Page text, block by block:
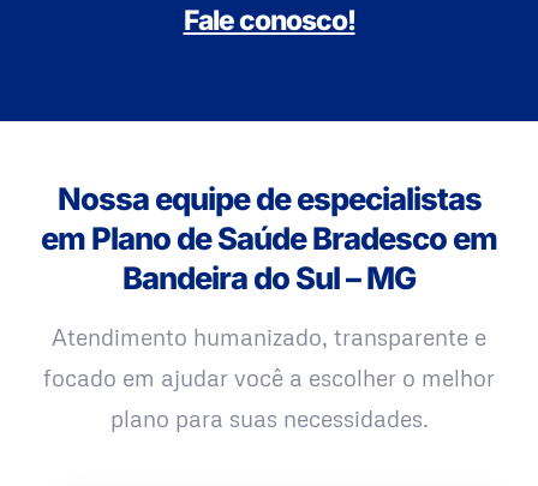
Fale conosco!
Nossa equipe de especialistas
em Plano de Saúde Bradesco em
Bandeira do Sul – MG
Atendimento humanizado, transparente e
focado em ajudar você a escolher o melhor
plano para suas necessidades.